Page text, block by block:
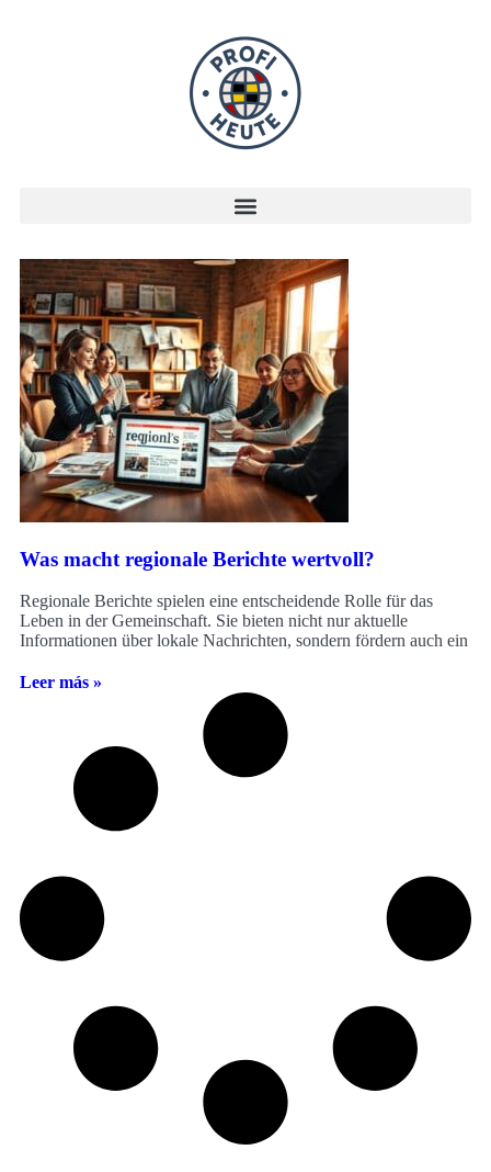
Was macht regionale Berichte wertvoll?
Regionale Berichte spielen eine entscheidende Rolle für das
Leben in der Gemeinschaft. Sie bieten nicht nur aktuelle
Informationen über lokale Nachrichten, sondern fördern auch ein
Leer más »